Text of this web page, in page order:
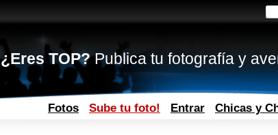
¿Eres TOP?Publica tu fotografía y
Fotos Sube tu foto! Entrar Chicas y